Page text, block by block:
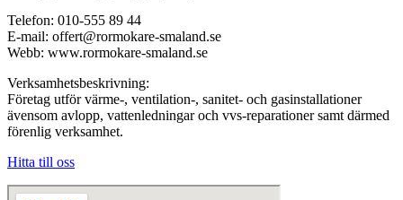
Telefon: 010-555 89 44
E-mail: offert@rormokare-smaland.se
Webb: www.rormokare-smaland.se
Verksamhetsbeskrivning:
Företag utför värme-, ventilation-, sanitet- och gasinstallationer
ävensom avlopp, vattenledningar och vvs-reparationer samt därmed
förenlig verksamhet.
Hitta till oss